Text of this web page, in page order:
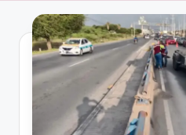
.
p
r